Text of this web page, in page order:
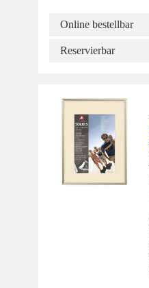
Online bestellbar
Reservierbar